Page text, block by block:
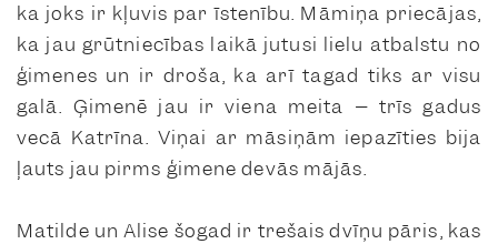
ka joks ir kļuvis par īstenību. Māmiņa priecājas,
ka jau grūtniecības laikā jutusi lielu atbalstu no
ģimenes un ir droša, ka arī tagad tiks ar visu
galā. Ģimenē jau ir viena meita – trīs gadus
vecā Katrīna. Viņai ar māsiņām iepazīties bija
ļauts jau pirms ģimene devās mājās.
Matilde un Alise šogad ir trešais dvīņu pāris, kas